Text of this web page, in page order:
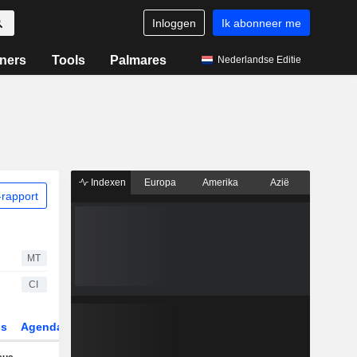
Inloggen Ik abonneer me
Tools Palmares Nederlandse Editie
MT
CI
Agenda
Indexen Europa Amerika Azië